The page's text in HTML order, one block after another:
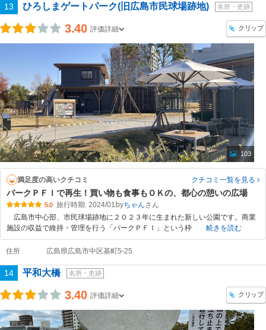
13 ひろしまゲートパーク(旧広島市民球場跡地) 名所・史跡
3.40 評価詳細 クリップ
103
満足度の高いクチコミ クチコミ一覧を見る
パークＰＦＩで再生！買い物も食事もＯＫの、都心の憩いの広場
5.0 旅行時期: 2024/01 byちゃん
広島市中心部、市民球場跡地に２０２３年に生まれた新しい公園です。商業
施設の収益で維持・管理を行う「パークＰＦＩ」という枠
続きを読む
住所 広島県広島市中区基町5-25
14 平和大橋 名所・史跡
3.40 評価詳細 クリップ